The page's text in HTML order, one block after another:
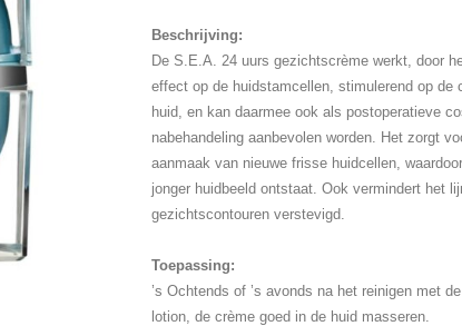
Beschrijving:
De S.E.A. 24 uurs gezichtscrème werkt, door
effect op de huidstamcellen, stimulerend op de
huid, en kan daarmee ook als postoperatieve
nabehandeling aanbevolen worden. Het zorgt
aanmaak van nieuwe frisse huidcellen,
jonger huidbeeld ontstaat. Ook vermindert het
gezichtscontouren verstevigd.
Toepassing:
’s Ochtends of ’s avonds na het reinigen met
lotion, de crème goed in de huid masseren.